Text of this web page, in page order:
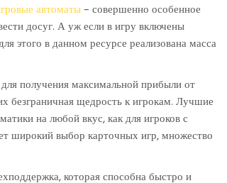
автоматы – совершенно особенное
досуг. А уж если в игру включены
этого в данном ресурсе реализована масса
получения максимальной прибыли от
безграничная щедрость к игрокам. Лучшие
на любой вкус, как для игроков с
широкий выбор карточных игр, множество
которая способна быстро и